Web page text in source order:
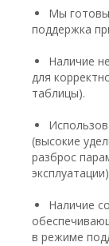
Мы готовы
поддержка
Наличие
для
таблицы).
(высокие
разброс
Наличие
в режиме